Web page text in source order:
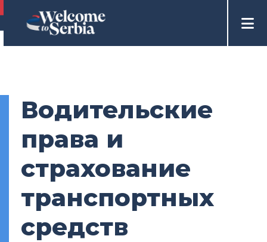
Водительские
права и
страхование
транспортных
средств